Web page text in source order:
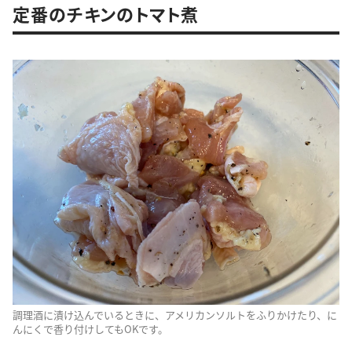
定番のチキンのトマト煮
調理酒に漬け込んでいるときに、アメリカンソルトをふりかけたり、に
んにくで香り付けしてもOKです。